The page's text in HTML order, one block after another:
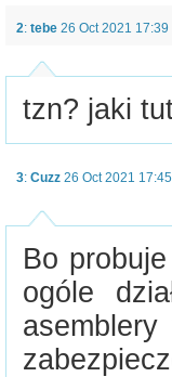
2: tebe 26 Oct 2021 17:39
tzn? jaki
3: Cuzz 26 Oct 2021 17:45
Bo
ogóle